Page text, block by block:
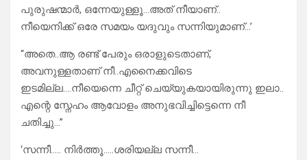
പുരുഷന്മാർ, ഒന്നേയുള്ളൂ…അത് നീയാണ്..
നീയെനിക്ക് ഒരേ സമയം യദുവും സന്നിയുമാണ്…’
“അതെ‌..ആ രണ്ട് പേരും ഒരാളുടെതാണ്,
അവനുള്ളതാണ് നീ..എനൈക്കവിടെ
ഇടമില്ല….നീയെന്നെ ചീറ്റ് ചെയ്യുകയായിരുന്നു ഇലാ‌..
എന്റെ സ്നേഹം ആവോളം അനുഭവിച്ചിട്ടെന്നെ നീ
ചതിച്ചു…”
‘സന്നീ….. നിർത്തൂ…..ശരിയല്ല സന്നീ…